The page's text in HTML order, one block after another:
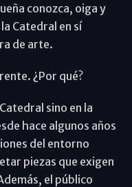
conozca, oiga y
Catedral en sí
de arte.
¿Por qué?
sino en la
hace algunos años
del entorno
piezas que exigen
el público